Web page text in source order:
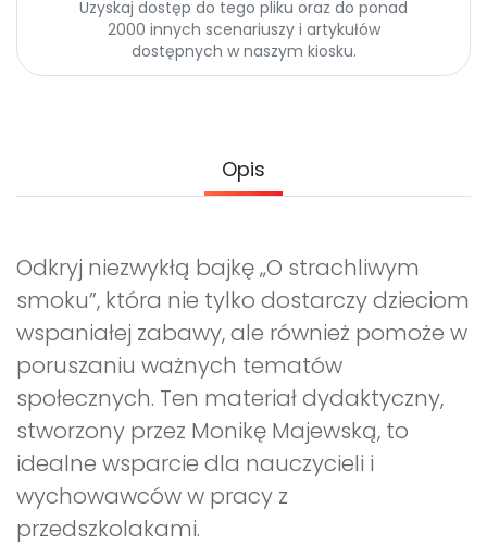
Archiwalne numery
Pomoc
Promocje
Uzyskaj dostęp do tego pliku oraz do ponad
2000 innych scenariuszy i artykułów
dostępnych w naszym kiosku.
Opis
Odkryj niezwykłą bajkę „O strachliwym
smoku”, która nie tylko dostarczy dzieciom
wspaniałej zabawy, ale również pomoże w
poruszaniu ważnych tematów
społecznych. Ten materiał dydaktyczny,
stworzony przez Monikę Majewską, to
idealne wsparcie dla nauczycieli i
wychowawców w pracy z
przedszkolakami.